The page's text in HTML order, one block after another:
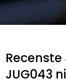
JUG043